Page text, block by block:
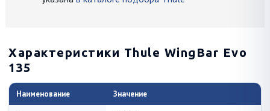
Характеристики Thule WingBar Evo
135
Наименование Значение